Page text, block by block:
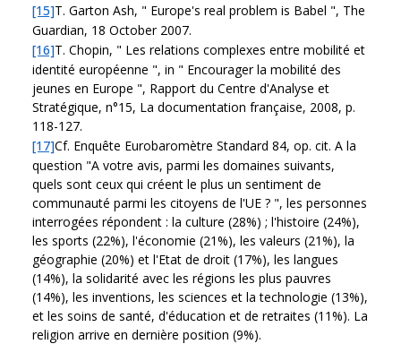
[15]T. Garton Ash, " Europe's real problem is Babel ", The
Guardian, 18 October 2007.
[16]T. Chopin, " Les relations complexes entre mobilité et
identité européenne ", in " Encourager la mobilité des
jeunes en Europe ", Rapport du Centre d'Analyse et
Stratégique, n°15, La documentation française, 2008, p.
118-127.
[17]Cf. Enquête Eurobaromètre Standard 84, op. cit. A la
question "A votre avis, parmi les domaines suivants,
quels sont ceux qui créent le plus un sentiment de
communauté parmi les citoyens de l'UE ? ", les personnes
interrogées répondent : la culture (28%) ; l'histoire (24%),
les sports (22%), l'économie (21%), les valeurs (21%), la
géographie (20%) et l'Etat de droit (17%), les langues
(14%), la solidarité avec les régions les plus pauvres
(14%), les inventions, les sciences et la technologie (13%),
et les soins de santé, d'éducation et de retraites (11%). La
religion arrive en dernière position (9%).